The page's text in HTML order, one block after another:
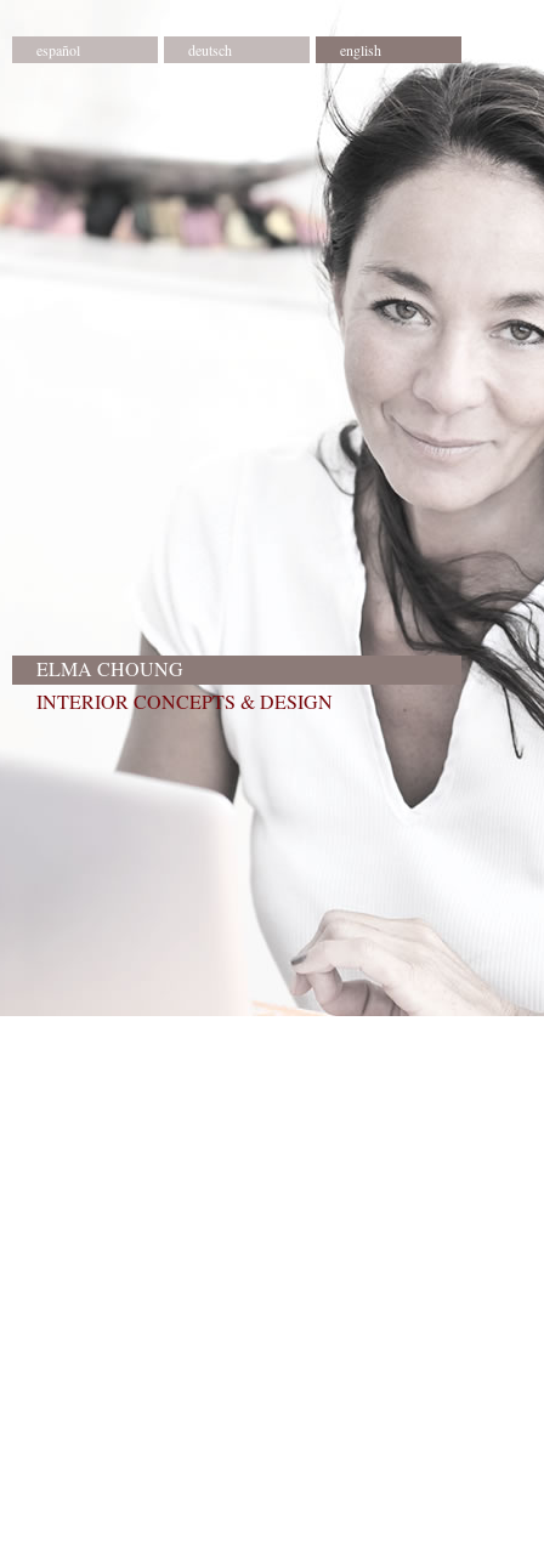
español deutsch english
ELMA CHOUNG
INTERIOR CONCEPTS & DESIGN